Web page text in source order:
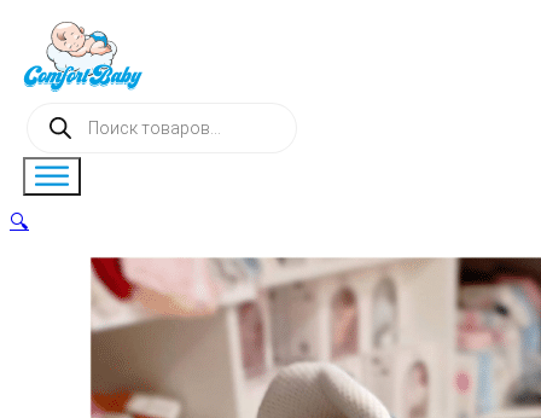
Поиск
товаров
🔍